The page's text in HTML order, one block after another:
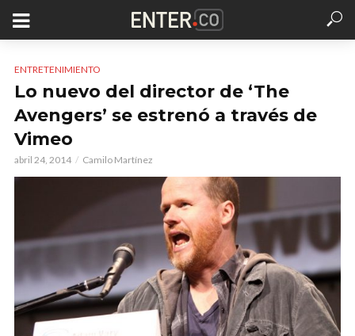
ENTRETENIMIENTO
Lo nuevo del director de ‘The
Avengers’ se estrenó a través de
Vimeo
abril 24, 2014 Camilo Martínez